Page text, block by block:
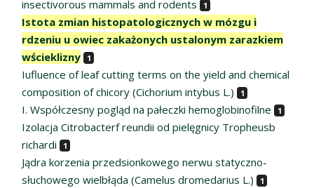
insectivorous mammals and rodents
1
Istota zmian histopatologicznych w mózgu i
rdzeniu u owiec zakażonych ustalonym zarazkiem
wścieklizny
1
Iufluence of leaf cutting terms on the yield and chemical
composition of chicory (Cichorium intybus L.)
1
I. Współczesny pogląd na pałeczki hemoglobinofilne 1
Izolacja Citrobacterf reundii od pielęgnicy Tropheusb
richardi
1
Jądra korzenia przedsionkowego nerwu statyczno-
słuchowego wielbłąda (Camelus dromedarius L.)
1